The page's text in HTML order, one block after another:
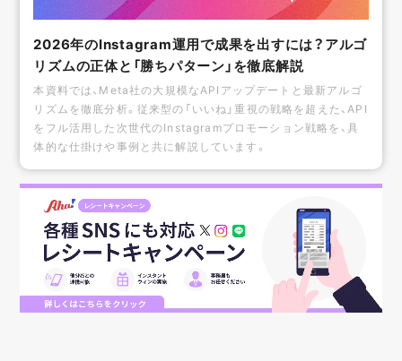
2026年のInstagram運用で成果を出すには？アルゴ
リズムの正体と「勝ちパターン」を徹底解説
本資料では、Meta社の大規模なAPIアップデートと最新アルゴ
リズムを徹底分析。従来型の「いいね」重視の戦略を超えた、API
をフル活用した次世代のInstagramプロモーション戦略を、具
体的な仕掛けや事例と共に解説しています。